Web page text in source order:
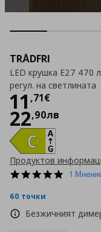
TRÅDFRI
LED крушка E27 470
регул. на светлината
11 ,71€
Цена
22,90лв
Продуктов
5.01
60 точки
Безжичният